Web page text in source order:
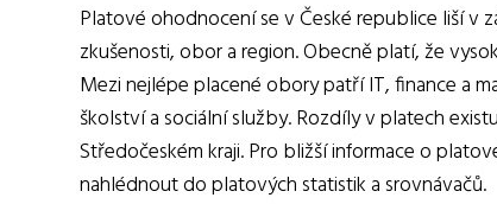
Platové ohodnocení se v České republice liší v
zkušenosti, obor a region. Obecně platí, že
Mezi nejlépe placené obory patří IT, finance a
školství a sociální služby. Rozdíly v platech
Středočeském kraji. Pro bližší informace o
nahlédnout do platových statistik a srovnávačů.